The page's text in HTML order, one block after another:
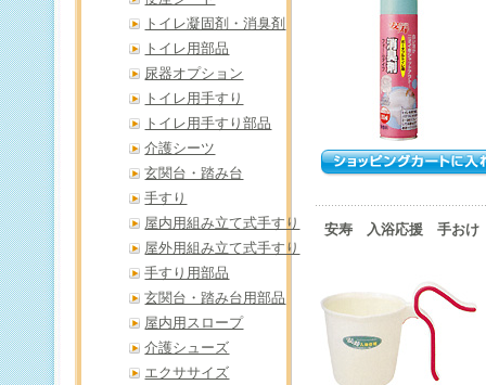
安寿 入浴応援 手おけ
トイレ凝固剤・消臭剤
トイレ用部品
尿器オプション
トイレ用手すり
トイレ用手すり部品
介護シーツ
玄関台・踏み台
手すり
屋内用組み立て式手すり
屋外用組み立て式手すり
手すり用部品
玄関台・踏み台用部品
屋内用スロープ
介護シューズ
エクササイズ